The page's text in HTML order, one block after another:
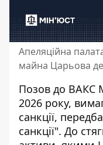
Апеляційна
майна Царьова
Позов до ВАКС
2026 року,
санкції,
санкції". До